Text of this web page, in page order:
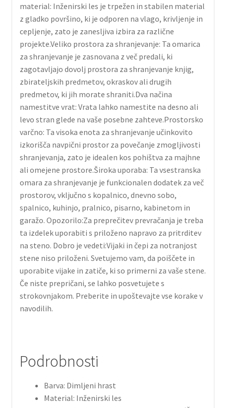
material: Inženirski les je trpežen in stabilen material
z gladko površino, ki je odporen na vlago, krivljenje in
cepljenje, zato je zanesljiva izbira za različne
projekte.Veliko prostora za shranjevanje: Ta omarica
za shranjevanje je zasnovana z več predali, ki
zagotavljajo dovolj prostora za shranjevanje knjig,
zbirateljskih predmetov, okraskov ali drugih
predmetov, ki jih morate shraniti.Dva načina
namestitve vrat: Vrata lahko namestite na desno ali
levo stran glede na vaše posebne zahteve.Prostorsko
varčno: Ta visoka enota za shranjevanje učinkovito
izkorišča navpični prostor za povečanje zmogljivosti
shranjevanja, zato je idealen kos pohištva za majhne
ali omejene prostore.Široka uporaba: Ta vsestranska
omara za shranjevanje je funkcionalen dodatek za več
prostorov, vključno s kopalnico, dnevno sobo,
spalnico, kuhinjo, pralnico, pisarno, kabinetom in
garažo. Opozorilo:Za preprečitev prevračanja je treba
ta izdelek uporabiti s priloženo napravo za pritrditev
na steno. Dobro je vedeti:Vijaki in čepi za notranjost
stene niso priloženi. Svetujemo vam, da poiščete in
uporabite vijake in zatiče, ki so primerni za vaše stene.
Če niste prepričani, se lahko posvetujete s
strokovnjakom. Preberite in upoštevajte vse korake v
navodilih.
Podrobnosti
Barva: Dimljeni hrast
Material: Inženirski les